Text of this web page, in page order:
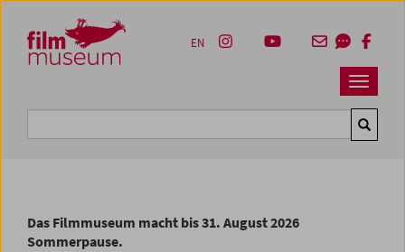
Zum Inhalt
Zum Hauptmenü
Zur Servicenavigation
Zum Suche
Navbar
EN
Das Filmmuseum macht bis 31. August 2026
Sommerpause.